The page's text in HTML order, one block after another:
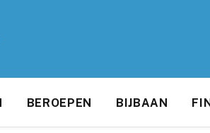
BEROEPEN BIJBAAN